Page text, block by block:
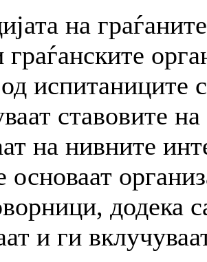
на
граѓанските
испитаниците
ставовите
на нивните
основаат
додека
и ги